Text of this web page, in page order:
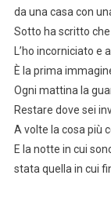
da una casa con
Sotto ha scritto
L’ho incorniciato e
È la prima
Ogni mattina la
Restare dove sei
A volte la cosa più
E la notte in cui
stata quella in cui